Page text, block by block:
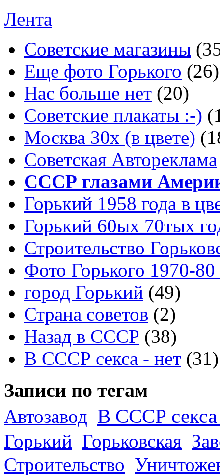
Лента
Советские магазины
Еще фото Горького (26)
Нас больше нет (20)
Советские плакаты :-)
Москва 30x (в цвете)
Советская Автореклама
СССР глазами
Горький 1958 года в
Горький 60ых 70тых
Строительство
Фото Горького 1970-80
город Горький (49)
Страна советов (2)
Назад в СССР (38)
В СССР секса - нет (31)
Записи по тегам
Автозавод В СССР секса
Горький Горьковская
Строительство